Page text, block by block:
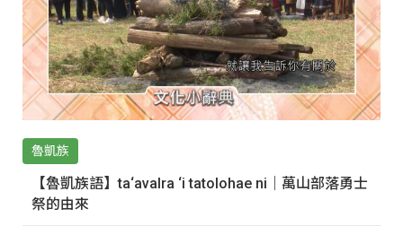
魯凱族
【魯凱族語】ta‘avalra ‘i tatolohae ni｜萬山部落勇士
祭的由來